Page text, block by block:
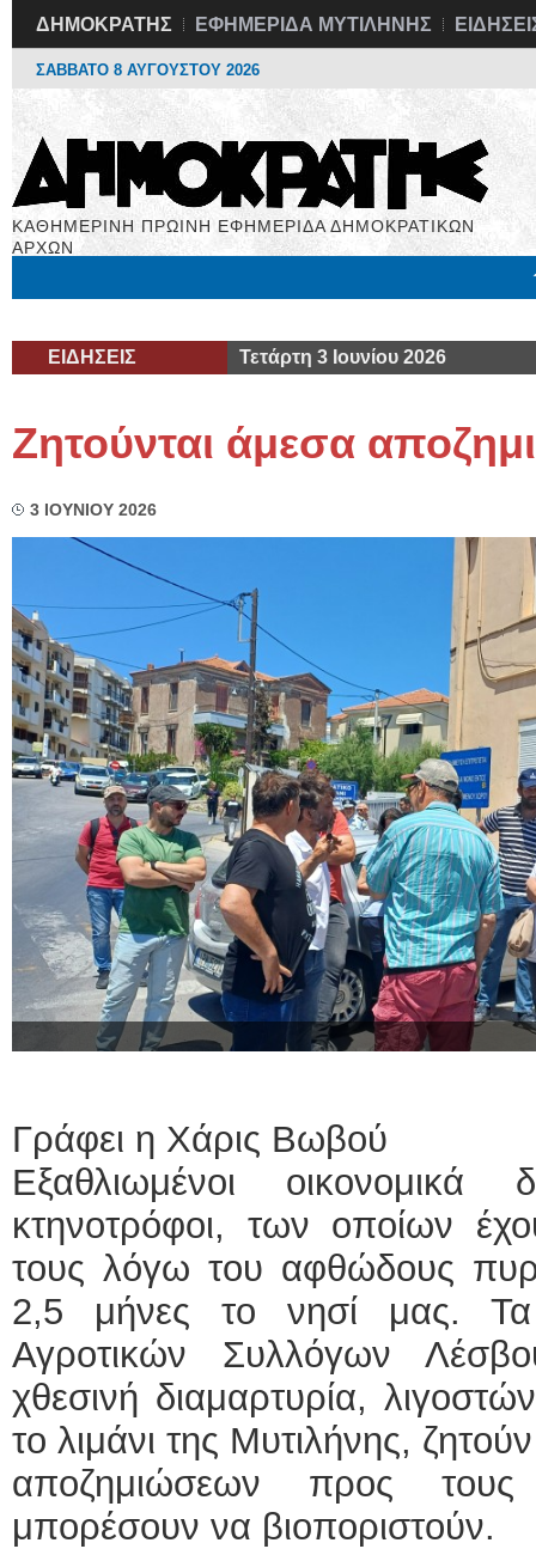
ΔΗΜΟΚΡΑΤΗΣ ΕΦΗΜΕΡΙΔΑ ΜΥΤΙΛΗΝΗΣ
ΣΑΒΒΑΤΟ 8 ΑΥΓΟΥΣΤΟΥ 2026
ΚΑΘΗΜΕΡΙΝΗ ΠΡΩΙΝΗ ΕΦΗΜΕΡΙΔΑ ΔΗΜΟΚΡΑΤΙΚΩΝ
ΑΡΧΩΝ
ΕΙΔΗΣΕΙΣ Τετάρτη 3 Ιουνίου 2026
Ζητούνται άμεσα
3 ΙΟΥΝΙΟΥ 2026
Γράφει η Χάρις Βωβού
Εξαθλιωμένοι
κτηνοτρόφοι, των οποίων
τους λόγω του αφθώδους
2,5 μήνες το νησί μας.
Αγροτικών Συλλόγων
χθεσινή διαμαρτυρία,
το λιμάνι της Μυτιλήνης,
αποζημιώσεων προς
μπορέσουν να βιοποριστούν.